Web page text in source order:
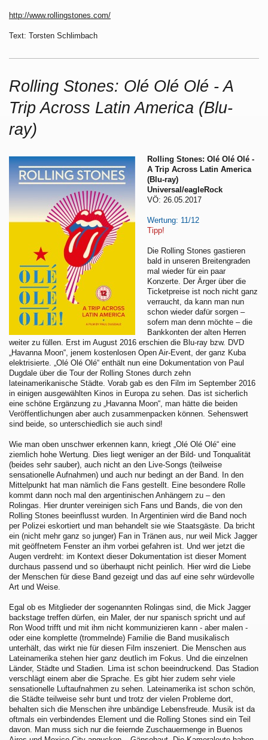
http://www.rollingstones.com/
Text: Torsten Schlimbach
Rolling Stones: Olé Olé Olé - A
Trip Across Latin America (Blu-
ray)
Rolling Stones: Olé Olé Olé -
A Trip Across Latin America
(Blu-ray)
Universal/eagleRock
VÖ: 26.05.2017
Wertung: 11/12
Tipp!
Die Rolling Stones gastieren
bald in unseren Breitengraden
mal wieder für ein paar
Konzerte. Der Ärger über die
Ticketpreise ist noch nicht ganz
verraucht, da kann man nun
schon wieder dafür sorgen –
sofern man denn möchte – die
Bankkonten der alten Herren
weiter zu füllen. Erst im August 2016 erschien die Blu-ray bzw. DVD
„Havanna Moon“, jenem kostenlosen Open Air-Event, der ganz Kuba
elektrisierte. „Olé Olé Olé“ enthält nun eine Dokumentation von Paul
Dugdale über die Tour der Rolling Stones durch zehn
lateinamerikanische Städte. Vorab gab es den Film im September 2016
in einigen ausgewählten Kinos in Europa zu sehen. Das ist sicherlich
eine schöne Ergänzung zu „Havanna Moon“, man hätte die beiden
Veröffentlichungen aber auch zusammenpacken können. Sehenswert
sind beide, so unterschiedlich sie auch sind!
Wie man oben unschwer erkennen kann, kriegt „Olé Olé Olé“ eine
ziemlich hohe Wertung. Dies liegt weniger an der Bild- und Tonqualität
(beides sehr sauber), auch nicht an den Live-Songs (teilweise
sensationelle Aufnahmen) und auch nur bedingt an der Band. In den
Mittelpunkt hat man nämlich die Fans gestellt. Eine besondere Rolle
kommt dann noch mal den argentinischen Anhängern zu – den
Rolingas. Hier drunter vereinigen sich Fans und Bands, die von den
Rolling Stones beeinflusst wurden. In Argentinien wird die Band noch
per Polizei eskortiert und man behandelt sie wie Staatsgäste. Da bricht
ein (nicht mehr ganz so junger) Fan in Tränen aus, nur weil Mick Jagger
mit geöffnetem Fenster an ihm vorbei gefahren ist. Und wer jetzt die
Augen verdreht: im Kontext dieser Dokumentation ist dieser Moment
durchaus passend und so überhaupt nicht peinlich. Hier wird die Liebe
der Menschen für diese Band gezeigt und das auf eine sehr würdevolle
Art und Weise.
Egal ob es Mitglieder der sogenannten Rolingas sind, die Mick Jagger
backstage treffen dürfen, ein Maler, der nur spanisch spricht und auf
Ron Wood trifft und mit ihm nicht kommunizieren kann - aber malen -
oder eine komplette (trommelnde) Familie die Band musikalisch
unterhält, das wirkt nie für diesen Film inszeniert. Die Menschen aus
Lateinamerika stehen hier ganz deutlich im Fokus. Und die einzelnen
Länder, Städte und Stadien. Lima ist schon beeindruckend. Das Stadion
verschlägt einem aber die Sprache. Es gibt hier zudem sehr viele
sensationelle Luftaufnahmen zu sehen. Lateinamerika ist schon schön,
die Städte teilweise sehr bunt und trotz der vielen Probleme dort,
behalten sich die Menschen ihre unbändige Lebensfreude. Musik ist da
oftmals ein verbindendes Element und die Rolling Stones sind ein Teil
davon. Man muss sich nur die feiernde Zuschauermenge in Buenos